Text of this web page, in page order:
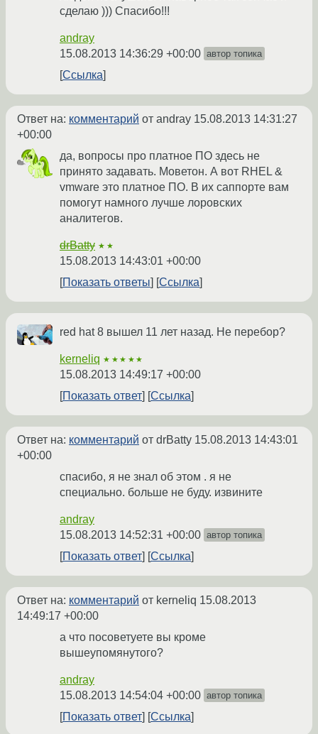
сделаю ))) Спасибо!!!
andray
15.08.2013 14:36:29 +00:00 автор топика
Ссылка
Ответ на: комментарий от andray 15.08.2013 14:31:27
+00:00
да, вопросы про платное ПО здесь не
принято задавать. Моветон. А вот RHEL &
vmware это платное ПО. В их саппорте вам
помогут намного лучше лоровских
аналитегов.
drBatty ★★
15.08.2013 14:43:01 +00:00
Показать ответы
Ссылка
red hat 8 вышел 11 лет назад. Не перебор?
kerneliq ★★★★★
15.08.2013 14:49:17 +00:00
Показать ответ
Ссылка
Ответ на: комментарий от drBatty 15.08.2013 14:43:01
+00:00
спасибо, я не знал об этом . я не
специально. больше не буду. извините
andray
15.08.2013 14:52:31 +00:00 автор топика
Показать ответ Ссылка
Ответ на: комментарий от kerneliq 15.08.2013
14:49:17 +00:00
а что посоветуете вы кроме
вышеупомянутого?
andray
15.08.2013 14:54:04 +00:00 автор топика
Показать ответ Ссылка